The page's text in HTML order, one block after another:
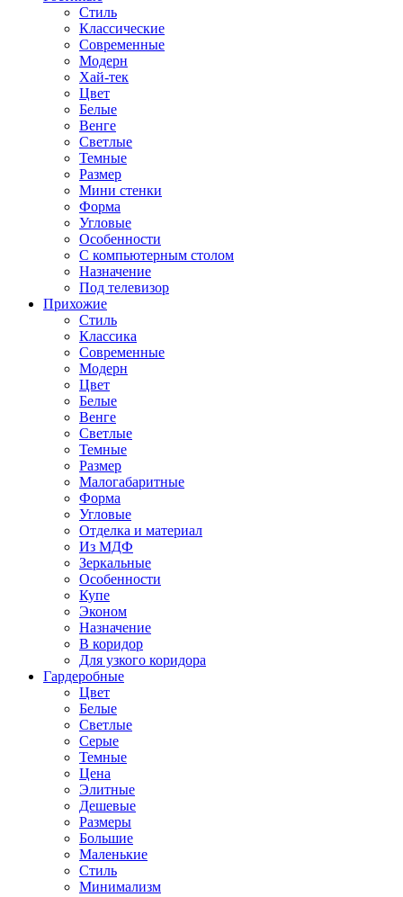
Стиль
Классические
Современные
Модерн
Хай-тек
Цвет
Белые
Венге
Светлые
Темные
Размер
Мини стенки
Форма
Угловые
Особенности
С компьютерным столом
Назначение
Под телевизор
Прихожие
Стиль
Классика
Современные
Модерн
Цвет
Белые
Венге
Светлые
Темные
Размер
Малогабаритные
Форма
Угловые
Отделка и материал
Из МДФ
Зеркальные
Особенности
Купе
Эконом
Назначение
В коридор
Для узкого коридора
Гардеробные
Цвет
Белые
Светлые
Серые
Темные
Цена
Элитные
Дешевые
Размеры
Большие
Маленькие
Стиль
Минимализм